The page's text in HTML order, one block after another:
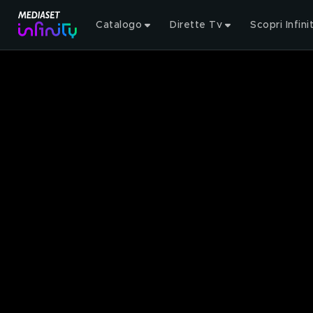
Catalogo Dirette Tv Scopri